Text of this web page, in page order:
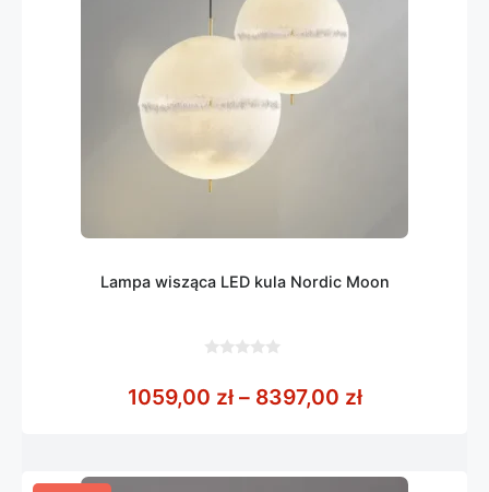
Lampa wisząca LED kula Nordic Moon
5
1059,00 zł – 8397,00 złZakres cen: